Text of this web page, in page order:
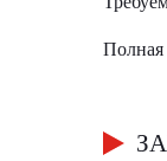
Полная